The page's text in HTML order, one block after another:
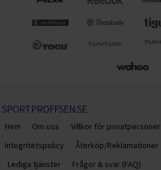
SPORTPROFFSEN.SE
Hem Om oss Villkor för privatpersoner
Integritetspolicy
Återköp/Reklamationer
Lediga tjänster
Frågor & svar (FAQ)